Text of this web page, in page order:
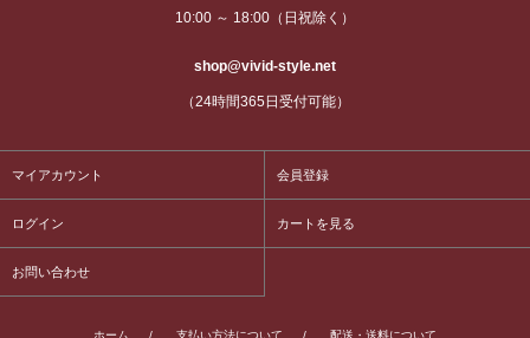
10:00 ～ 18:00（日祝除く）
shop@vivid-style.net
（24時間365日受付可能）
マイアカウント 会員登録
ログイン カートを見る
お問い合わせ
ホーム / 支払い方法について / 配送・送料について